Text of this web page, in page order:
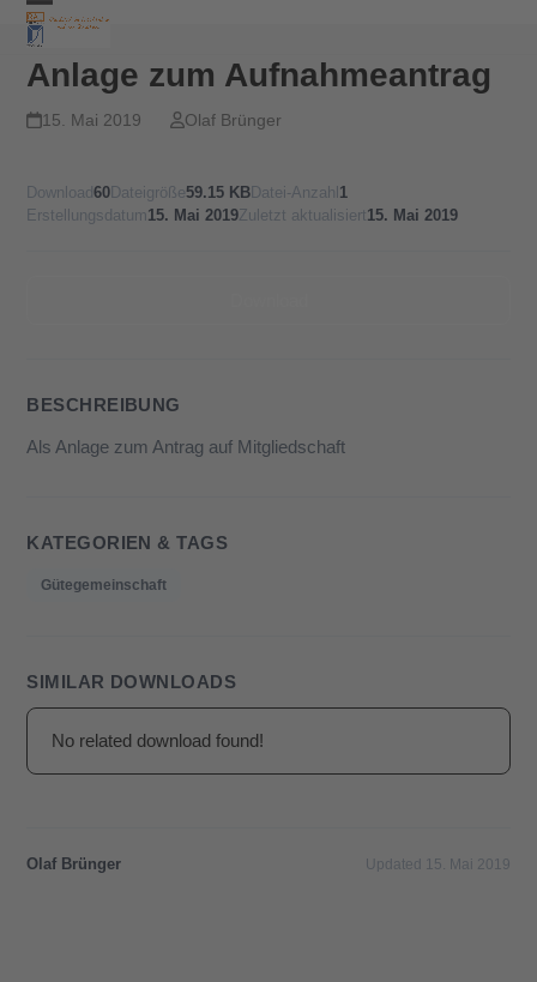
Skip
content
Open
mobile
menu
Close
mobile
menu
Anlage zum Aufnahmeantrag
15. Mai 2019 Olaf Brünger
Download60 Dateigröße59.15 KB Datei-Anzahl 1
Erstellungsdatum15. Mai 2019Zuletzt aktualisiert15. Mai 2019
BESCHREIBUNG
Als Anlage zum Antrag auf Mitgliedschaft
KATEGORIEN & TAGS
Gütegemeinschaft
SIMILAR DOWNLOADS
No related download found!
Olaf Brünger Updated 15. Mai 2019